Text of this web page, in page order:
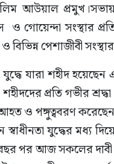
আউয়াল
গোয়েন্দা সংস্থার
বিভিন্ন পেশাজীবী
যারা শহীদ হয়েছেন
প্রতি গভীর
ও পঙ্গুত্ববরণ
যুদ্ধের মধ্য দিয়ে
পর আজ সকলের দাবী